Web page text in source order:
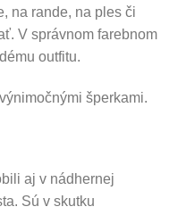
na rande, na ples či
V správnom farebnom
outfitu.
šperkami.
aj v nádhernej
Sú v skutku